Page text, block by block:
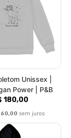
Unissex |
Power | P&B
180,00
60,00 sem juros